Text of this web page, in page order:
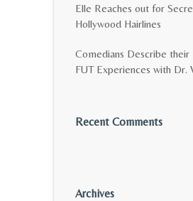
Elle Reaches out for
Hollywood Hairlines
Comedians Describe their
FUT Experiences with Dr.
Recent Comments
Archives